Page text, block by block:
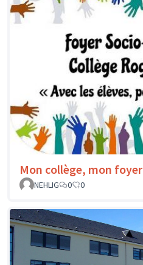
Mon collège, mon foyer
NEHLIG
0 0